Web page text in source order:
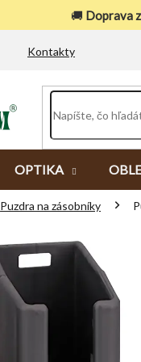
🚚 Doprava
Kontakty
OPTIKA
Puzdra na zásobníky